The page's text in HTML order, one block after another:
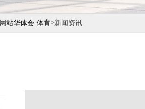
网站华体会·体育>新闻资讯